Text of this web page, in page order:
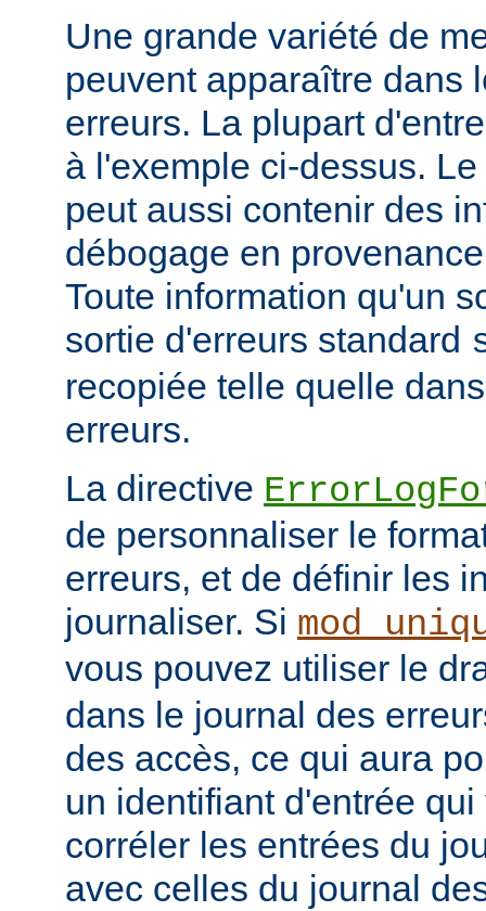
Une grande variété de
peuvent apparaître dans
erreurs. La plupart
à l'exemple ci-dessus.
peut aussi contenir des
débogage en
Toute information qu'un
sortie d'erreurs standard
recopiée telle quelle
erreurs.
La directive
de personnaliser le
erreurs, et de définir les
journaliser. Si
vous pouvez utiliser le
dans le journal des
des accès, ce qui aura
un identifiant d'entrée
corréler les entrées du
avec celles du journal